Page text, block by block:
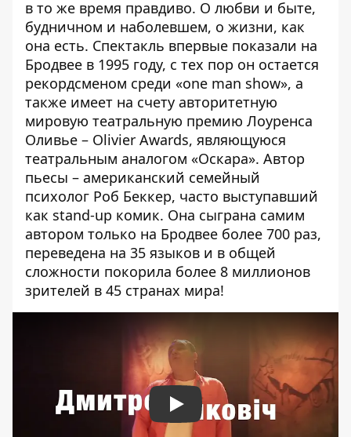
в то же время правдиво. О любви и быте,
будничном и наболевшем, о жизни, как
она есть. Спектакль впервые показали на
Бродвее в 1995 году, с тех пор он остается
рекордсменом среди «one man show», а
также имеет на счету авторитетную
мировую театральную премию Лоуренса
Оливье – Olivier Awards, являющуюся
театральным аналогом «Оскара». Автор
пьесы – американский семейный
психолог Роб Беккер, часто выступавший
как stand-up комик. Она сыграна самим
автором только на Бродвее более 700 раз,
переведена на 35 языков и в общей
сложности покорила более 8 миллионов
зрителей в 45 странах мира!
Play